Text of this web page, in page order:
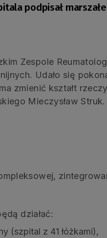
podpisał
Zespole
Udało się
zmienić kształt
Mieczysław Struk.
działać:
(szpital z 41 łóżkami),